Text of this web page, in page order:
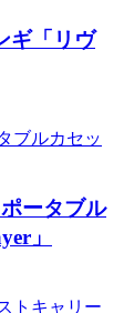
ギ「リヴ
ータブル
」